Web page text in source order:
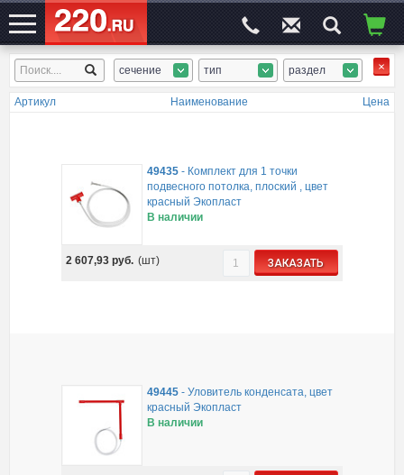
ЭЛЕКТРОСАЙТ№1 сечение тип раздел
Артикул Наименование Цена
49435 - Комплект для 1 точки
подвесного потолка, плоский , цвет
красный Экопласт
В наличии
2 607,93руб. (шт) ЗАКАЗАТЬ
49445 -Уловитель конденсата, цвет
красный Экопласт
В наличии